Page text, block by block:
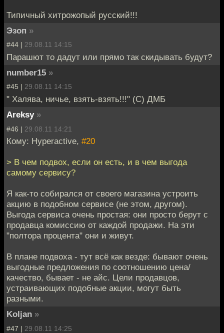
Типичный хитрожопый русский!!!
Эзоп »
#44 | 29.08.11 14:15
Парашют то дадут или прямо так скидывать будут?
number15 »
#45 | 29.08.11 14:15
" Халява, ничье, взять-взять!!!" (С) ДМБ
Areksy »
#46 | 29.08.11 14:21
Кому: Hyperactive, #20
> В чем подвох, если он есть, и в чем выгода
самому сервису?
Я как-то собирался от своего магазина устроить
акцию в подобном сервисе (не этом, другом).
Выгода сервиса очень простая: они просто берут с
продавца комиссию от каждой продажи. На эти
"полтора процента" они и живут.
В плане подвоха - тут всё как везде: бывают очень
выгодные предложения по соотношению цена/
качество, бывает - не айс. Цели продавцов,
устраивающих подобные акции, могут быть
разными.
Koljan »
#47 | 29.08.11 14:25